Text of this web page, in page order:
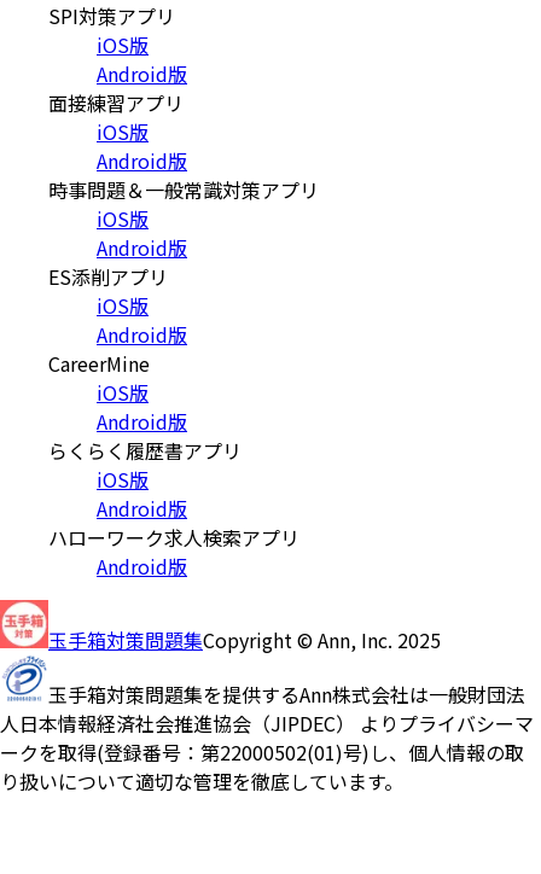
SPI対策アプリ
iOS版
Android版
面接練習アプリ
iOS版
Android版
時事問題＆一般常識対策アプリ
iOS版
Android版
ES添削アプリ
iOS版
Android版
CareerMine
iOS版
Android版
らくらく履歴書アプリ
iOS版
Android版
ハローワーク求人検索アプリ
Android版
玉手箱対策問題集Copyright © Ann, Inc. 2025
玉手箱対策問題集を提供するAnn株式会社は一般財団法
人日本情報経済社会推進協会（JIPDEC） よりプライバシーマ
ークを取得(登録番号：第22000502(01)号)し、個人情報の取
り扱いについて適切な管理を徹底しています。